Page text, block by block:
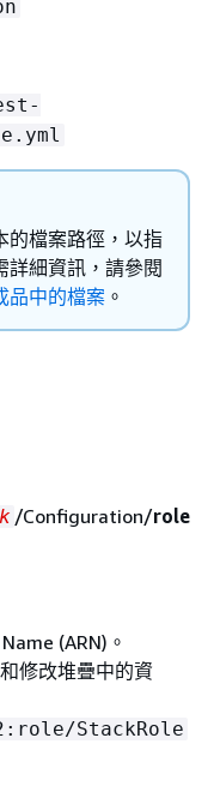
的檔案路徑，以指
詳細資訊，請參閱
品中的檔案 。
/Configuration/role
(ARN)。
修改堆疊中的資
StackRole